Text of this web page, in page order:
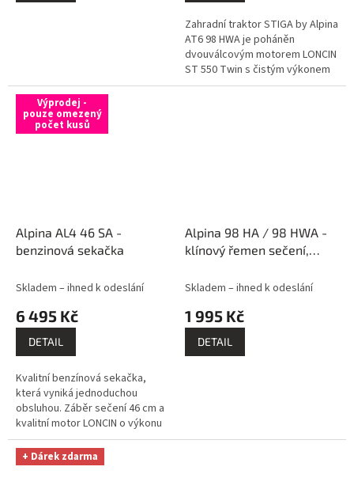
Zahradní traktor STIGA by Alpina
AT6 98 HWA je poháněn
dvouválcovým motorem LONCIN
ST 550 Twin s čistým výkonem
20 HP a je vybaven funkcí Easy
Výprodej -
pouze omezený
počet kusů
Alpina AL4 46 SA -
benzinová sekačka
Skladem – ihned k odeslání
6 495 Kč
DETAIL
Kvalitní benzínová sekačka,
která vyniká jednoduchou
obsluhou. Záběr sečení 46 cm a
kvalitní motor LONCIN o výkonu
4 HP je vhodný pro středně
velké zahrady. Jednoduché
centrální...
Alpina 98 HA / 98 HWA -
klínový řemen sečení,
Skladem – ihned k odeslání
1 995 Kč
DETAIL
+ Dárek zdarma